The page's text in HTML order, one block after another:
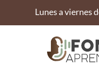
Lunes a viernes